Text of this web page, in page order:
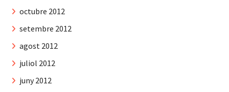
octubre 2012
setembre 2012
agost 2012
juliol 2012
juny 2012